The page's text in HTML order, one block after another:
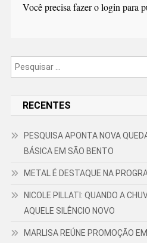
Você precisa fazer ologinpara
RECENTES
PESQUISA APONTA NOVA
BÁSICA EM SÃO BENTO
METAL É DESTAQUE NA
NICOLE PILLATI: QUANDO A
AQUELE SILÊNCIO NOVO
MARLISA REÚNE PROMOÇÃO